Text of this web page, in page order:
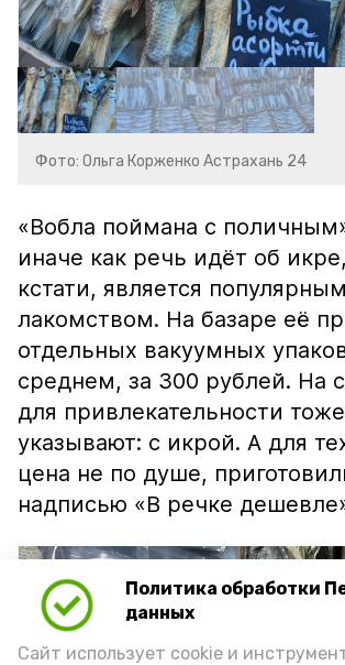
Политика обработки
данных
Сайт использует cookie и
Фото: Ольга Корженко Астрахань 24
«Вобла поймана с
иначе как речь идёт об
кстати, является популярным
лакомством. На базаре её
отдельных вакуумных
среднем, за 300 рублей. На
для привлекательности тоже
указывают: с икрой. А для
цена не по душе,
надписью «В речке